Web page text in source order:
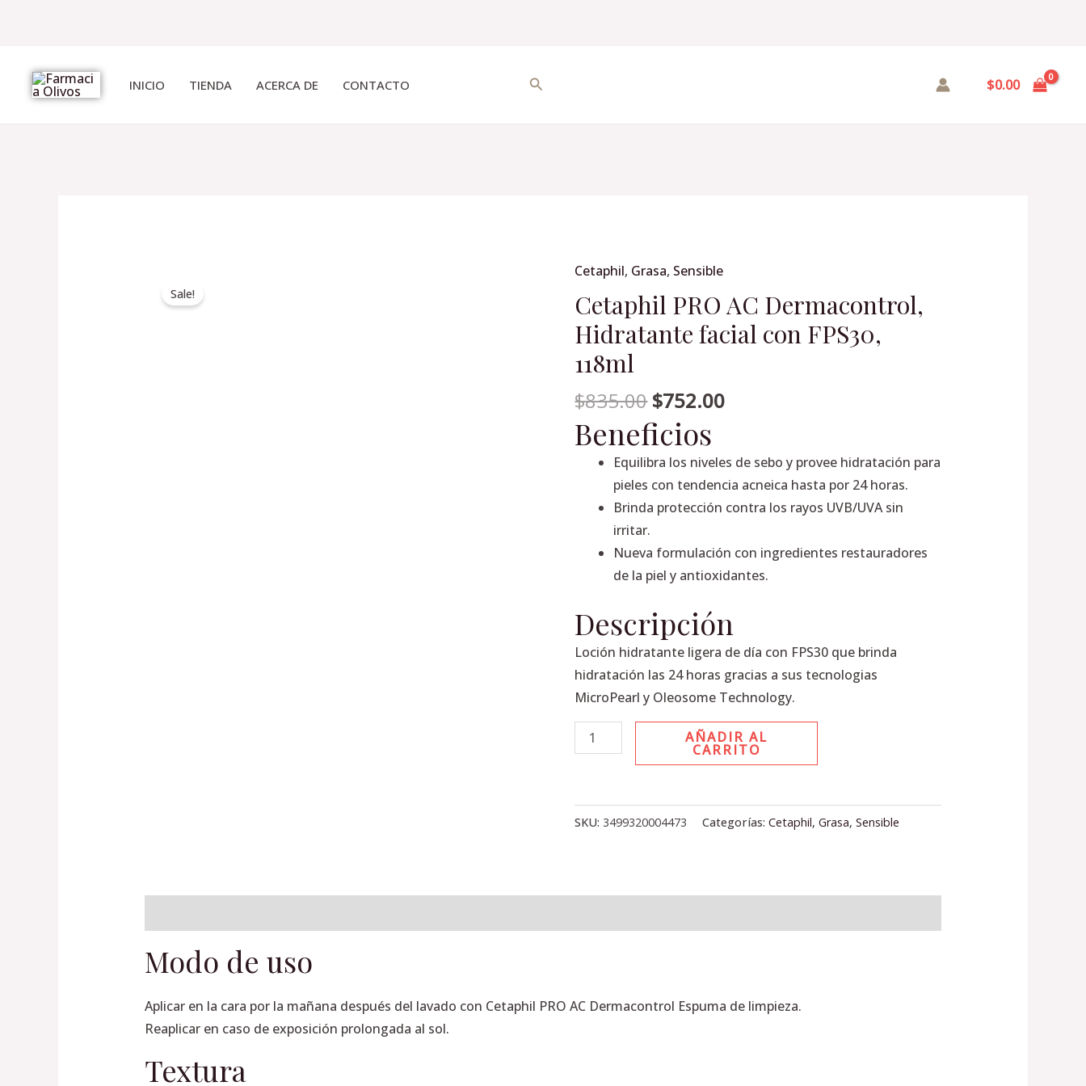
contenido
INICIO TIENDA ACERCA DE CONTACTO Buscar $0.00
Sale!
Cetaphil, Grasa, Sensible
Cetaphil PRO AC Dermacontrol,
Hidratante facial con FPS30,
118ml
$835.00
Original
price
was:
$835.00.
$752.00
price
is:
$752.00.
Beneficios
Equilibra los niveles de sebo y provee hidratación para
pieles con tendencia acneica hasta por 24 horas.
Brinda protección contra los rayos UVB/UVA sin
irritar.
Nueva formulación con ingredientes restauradores
de la piel y antioxidantes.
Descripción
Loción hidratante ligera de día con FPS30 que brinda
hidratación las 24 horas gracias a sus tecnologias
MicroPearl y Oleosome Technology.
Cetaphil
PRO
AC
Dermacontrol,
Hidratante
con
FPS30,
118ml
cantidad
AÑADIR AL
CARRITO
SKU:3499320004473 Categorías:Cetaphil,Grasa,Sensible
Modo de uso
Aplicar en la cara por la mañana después del lavado con Cetaphil PRO AC Dermacontrol Espuma de limpieza.
Reaplicar en caso de exposición prolongada al sol.
Textura